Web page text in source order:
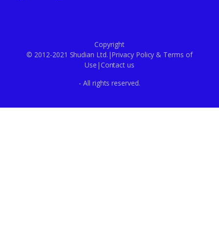
Copyright
© 2012-2021 Shudian Ltd.|Privacy Policy & Terms of
Use | Contact us
- All rights reserved.